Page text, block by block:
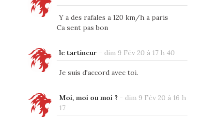
Y a des rafales a 120 km/h a paris
Ca sent pas bon
le tartineur - dim 9 Fév 20 à 17 h 40
Je suis d'accord avec toi.
Moi, moi ou moi ?- dim 9 Fév 20 à 16 h
17